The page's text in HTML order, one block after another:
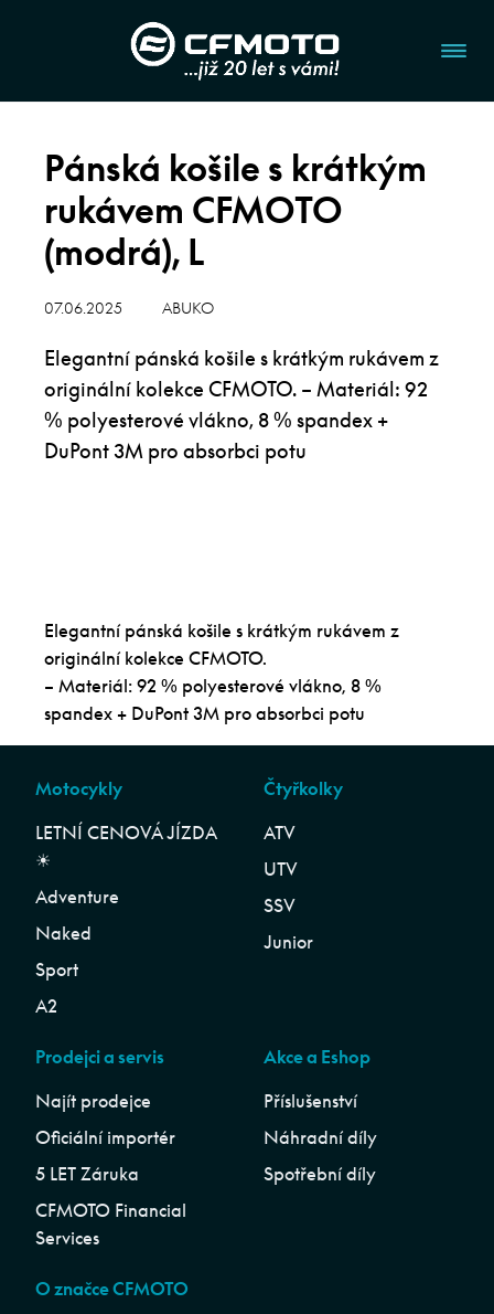
Pánská košile s krátkým
rukávem CFMOTO
(modrá), L
07.06.2025 ABUKO
Elegantní pánská košile s krátkým rukávem z
originální kolekce CFMOTO. – Materiál: 92
% polyesterové vlákno, 8 % spandex +
DuPont 3M pro absorbci potu
Elegantní pánská košile s krátkým rukávem z
originální kolekce CFMOTO.
– Materiál: 92 % polyesterové vlákno, 8 %
spandex + DuPont 3M pro absorbci potu
Motocykly
LETNÍ CENOVÁ JÍZDA
☀︎
Adventure
Naked
Sport
A2
Čtyřkolky
ATV
UTV
SSV
Junior
Prodejci a servis
Najít prodejce
Oficiální importér
5 LET Záruka
CFMOTO Financial
Services
Akce a Eshop
Příslušenství
Náhradní díly
Spotřební díly
O značce CFMOTO